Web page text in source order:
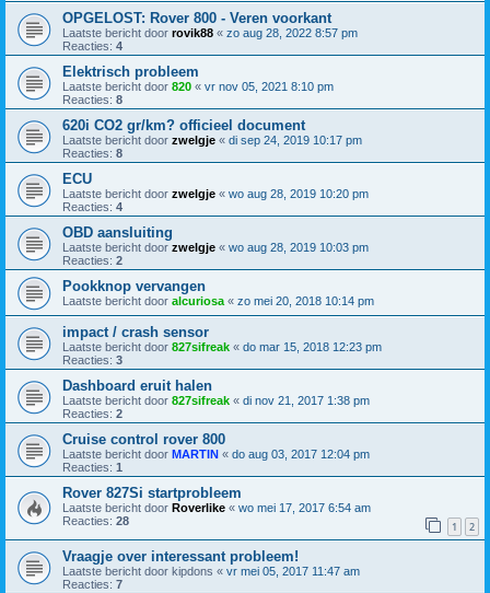
OPGELOST: Rover 800 - Veren voorkant
Laatste bericht door rovik88 « zo aug 28, 2022 8:57 pm
Reacties: 4
Elektrisch probleem
Laatste bericht door 820 « vr nov 05, 2021 8:10 pm
Reacties: 8
620i CO2 gr/km? officieel document
Laatste bericht door zwelgje « di sep 24, 2019 10:17 pm
Reacties: 8
ECU
Laatste bericht door zwelgje « wo aug 28, 2019 10:20 pm
Reacties: 4
OBD aansluiting
Laatste bericht door zwelgje « wo aug 28, 2019 10:03 pm
Reacties: 2
Pookknop vervangen
Laatste bericht door alcuriosa « zo mei 20, 2018 10:14 pm
impact / crash sensor
Laatste bericht door 827sifreak « do mar 15, 2018 12:23 pm
Reacties: 3
Dashboard eruit halen
Laatste bericht door 827sifreak « di nov 21, 2017 1:38 pm
Reacties: 2
Cruise control rover 800
Laatste bericht door MARTIN « do aug 03, 2017 12:04 pm
Reacties: 1
Rover 827Si startprobleem
Laatste bericht door Roverlike « wo mei 17, 2017 6:54 am
Reacties: 28 1 2
Vraagje over interessant probleem!
Laatste bericht door kipdons « vr mei 05, 2017 11:47 am
Reacties: 7